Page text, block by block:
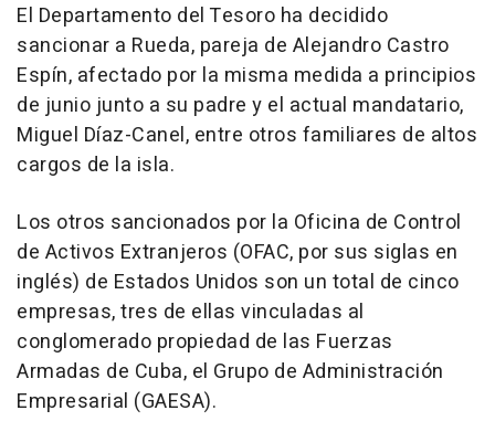
El Departamento del Tesoro ha decidido
sancionar a Rueda, pareja de Alejandro Castro
Espín, afectado por la misma medida a principios
de junio junto a su padre y el actual mandatario,
Miguel Díaz-Canel, entre otros familiares de altos
cargos de la isla.
Los otros sancionados por la Oficina de Control
de Activos Extranjeros (OFAC, por sus siglas en
inglés) de Estados Unidos son un total de cinco
empresas, tres de ellas vinculadas al
conglomerado propiedad de las Fuerzas
Armadas de Cuba, el Grupo de Administración
Empresarial (GAESA).